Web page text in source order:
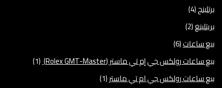
برتلينج(4)
بريتلينغ(2)
بيع ساعات(6)
بيع ساعات رولكس جي إم تي ماستر (Rolex GMT-Master)
(1)
بيع ساعات رولكس جي ام تي ماستر(1)